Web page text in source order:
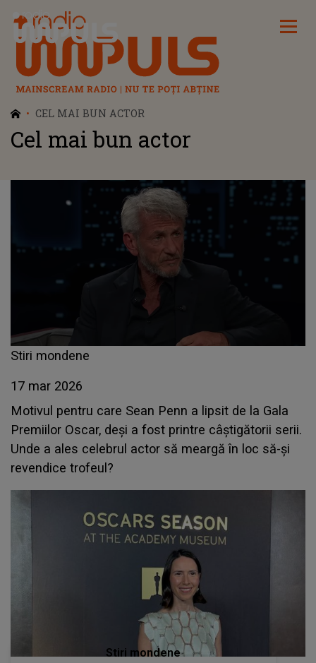
Radio Impuls
CEL MAI BUN ACTOR
Cel mai bun actor
Stiri mondene
17 mar 2026
Motivul pentru care Sean Penn a lipsit de la Gala
Premiilor Oscar, deși a fost printre câștigătorii serii.
Unde a ales celebrul actor să meargă în loc să-și
revendice trofeul?
Stiri mondene